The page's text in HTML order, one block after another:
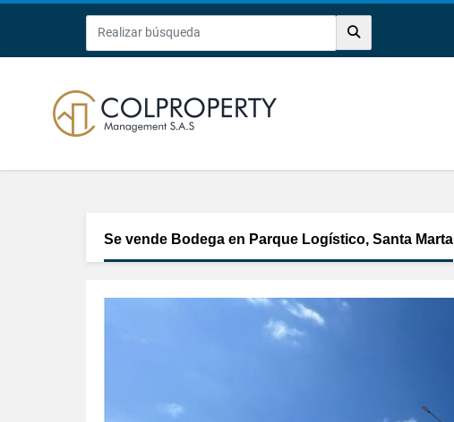
Se vende Bodega en Parque Logístico, Santa Marta